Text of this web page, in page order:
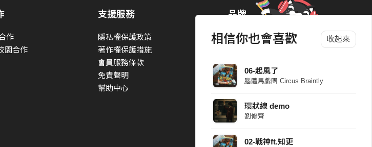
相信你也會喜歡 收起來
06-起風了
腦體馬戲團 Circus Braintly
環狀線 demo
劉修齊
02-戰神ft.知更
死啊
作
園合作
支援服務
隱私權保護政策
著作權保護措施
會員服務條款
免責聲明
幫助中心
品牌
StreetVoice Awards 街聲音樂獎
Blow 吹音樂
Packer 派歌
SimpleLife 簡單生活節
ParkPark Carnival
一起比 YEAH 吧